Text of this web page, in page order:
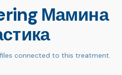
Мамина
connected to this treatment.